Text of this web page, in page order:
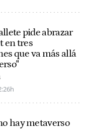
pide abrazar
en tres
que va más allá
hay metaverso